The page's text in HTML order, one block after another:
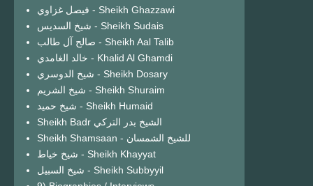
فيصل غزاوي - Sheikh Ghazzawi
شيخ السديس - Sheikh Sudais
صالح آل طالب - Sheikh Aal Talib
خالد الغامدي - Khalid Al Ghamdi
شيخ الدوسري - Sheikh Dosary
شيخ الشريم - Sheikh Shuraim
شيخ حميد - Sheikh Humaid
Sheikh Badr الشيخ بدر التركي
Sheikh Shamsaan - للشيخ الشمسان
شيخ خياط - Sheikh Khayyat
شيخ السبيل - Sheikh Subbyyil